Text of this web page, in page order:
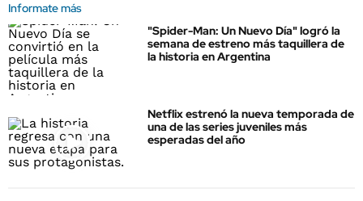
Informate más
"Spider-Man: Un Nuevo Día" logró la
semana de estreno más taquillera de
la historia en Argentina
Netflix estrenó la nueva temporada de
una de las series juveniles más
esperadas del año